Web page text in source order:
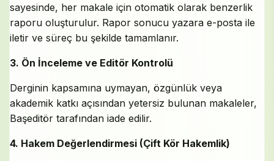
sayesinde, her makale için otomatik olarak benzerlik
raporu oluşturulur. Rapor sonucu yazara e-posta ile
iletir ve süreç bu şekilde tamamlanır.
3. Ön İnceleme ve Editör Kontrolü
Derginin kapsamına uymayan, özgünlük veya
akademik katkı açısından yetersiz bulunan makaleler,
Başeditör tarafından iade edilir.
4. Hakem Değerlendirmesi (Çift Kör Hakemlik)